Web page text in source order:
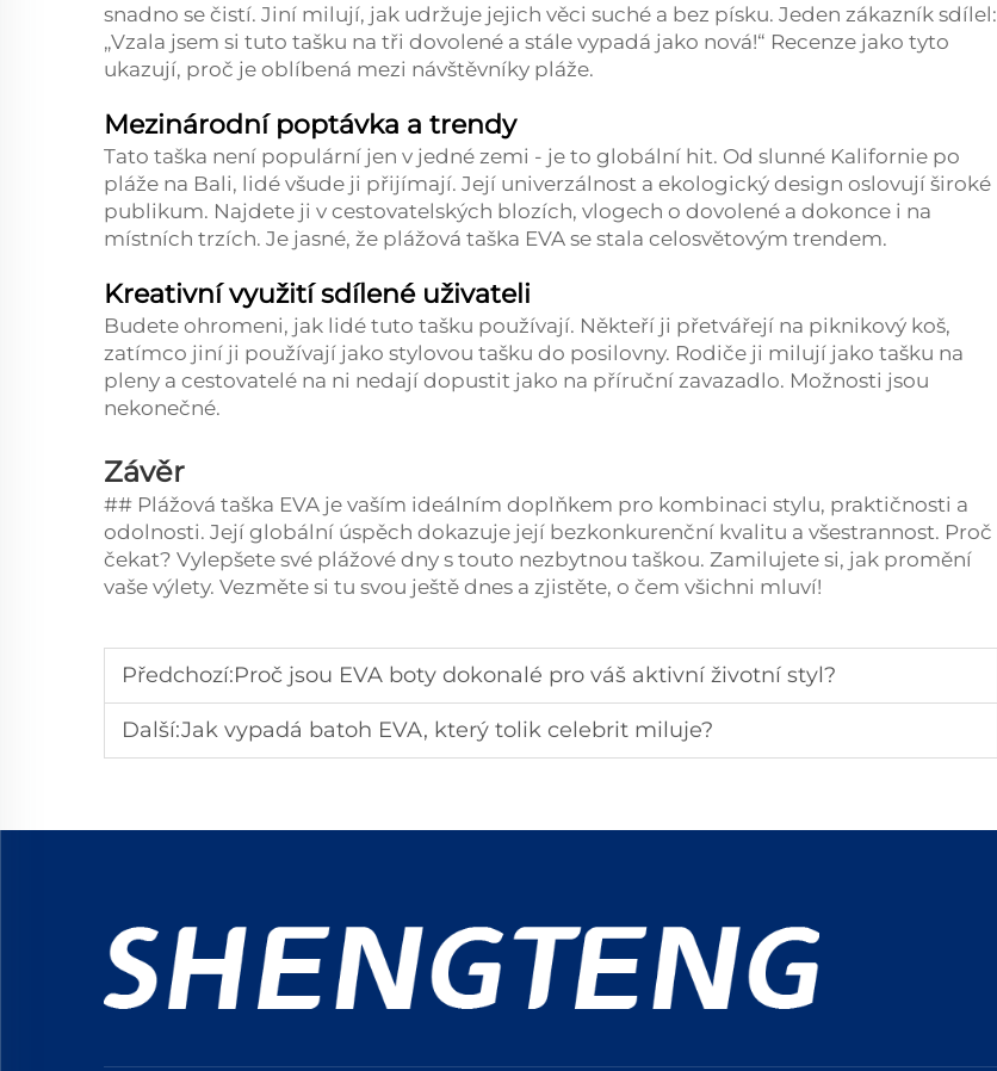
snadno se čistí. Jiní milují, jak udržuje jejich věci suché a bez písku. Jeden zákazník sdílel:
„Vzala jsem si tuto tašku na tři dovolené a stále vypadá jako nová!“ Recenze jako tyto
ukazují, proč je oblíbená mezi návštěvníky pláže.
Mezinárodní poptávka a trendy
Tato taška není populární jen v jedné zemi - je to globální hit. Od slunné Kalifornie po
pláže na Bali, lidé všude ji přijímají. Její univerzálnost a ekologický design oslovují široké
publikum. Najdete ji v cestovatelských blozích, vlogech o dovolené a dokonce i na
místních trzích. Je jasné, že plážová taška EVA se stala celosvětovým trendem.
Kreativní využití sdílené uživateli
Budete ohromeni, jak lidé tuto tašku používají. Někteří ji přetvářejí na piknikový koš,
zatímco jiní ji používají jako stylovou tašku do posilovny. Rodiče ji milují jako tašku na
pleny a cestovatelé na ni nedají dopustit jako na příruční zavazadlo. Možnosti jsou
nekonečné.
Závěr
## Plážová taška EVA je vaším ideálním doplňkem pro kombinaci stylu, praktičnosti a
odolnosti. Její globální úspěch dokazuje její bezkonkurenční kvalitu a všestrannost. Proč
čekat? Vylepšete své plážové dny s touto nezbytnou taškou. Zamilujete si, jak promění
vaše výlety. Vezměte si tu svou ještě dnes a zjistěte, o čem všichni mluví!
Předchozí:Proč jsou EVA boty dokonalé pro váš aktivní životní styl?
Další:Jak vypadá batoh EVA, který tolik celebrit miluje?